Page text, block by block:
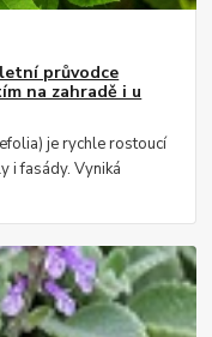
průvodce
na zahradě i u
je rychle rostoucí
i fasády. Vyniká